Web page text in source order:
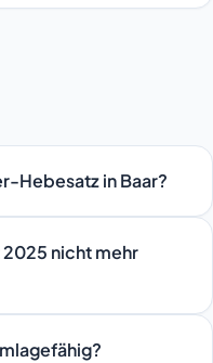
Hebesatz in Baar?
nicht mehr